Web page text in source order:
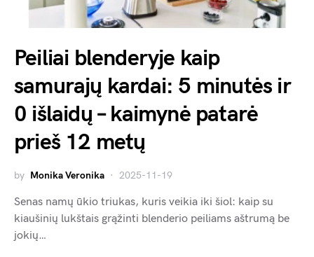
Peiliai blenderyje kaip
samurajų kardai: 5 minutės ir
0 išlaidų – kaimynė patarė
prieš 12 metų
by Monika Veronika 2025-11-19
Senas namų ūkio triukas, kuris veikia iki šiol: kaip su
kiaušinių lukštais grąžinti blenderio peiliams aštrumą be
jokių…